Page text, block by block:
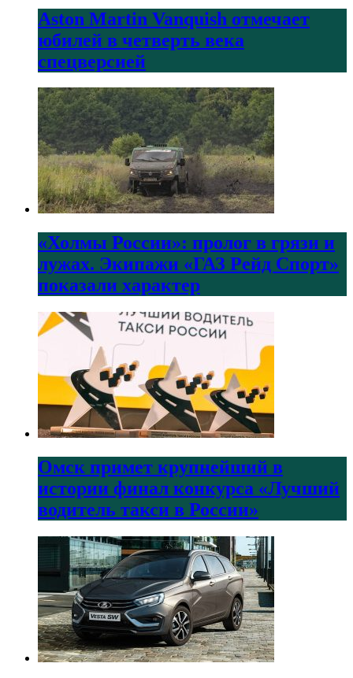
Aston Martin Vanquish отмечает
юбилей в четверть века
спецверсией
«Холмы России»: пролог в грязи и
лужах. Экипажи «ГАЗ Рейд Спорт»
показали характер
Омск примет крупнейший в
истории финал конкурса «Лучший
водитель такси в России»